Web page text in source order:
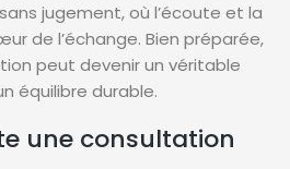
jugement, où l’écoute et la
de l’échange. Bien préparée,
peut devenir un véritable
équilibre durable.
une consultation